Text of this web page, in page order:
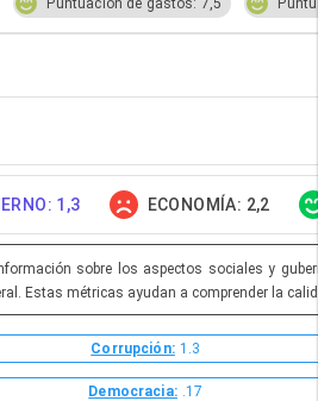
Puntuación de gastos: 7,5
1,3 ECONOMÍA: 2,2
sobre los aspectos sociales y
Estas métricas ayudan a comprender la
Corrupción: 1.3
Democracia: .17